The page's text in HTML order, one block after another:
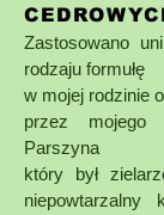
Zastosowano
rodzaju formułę
w mojej rodzinie
przez mojego
Parszyna
który był
niepowtarzalny